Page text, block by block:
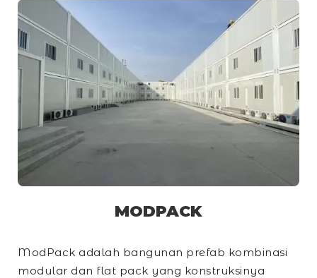
MODPACK
ModPack adalah bangunan prefab kombinasi
modular dan flat pack yang konstruksinya